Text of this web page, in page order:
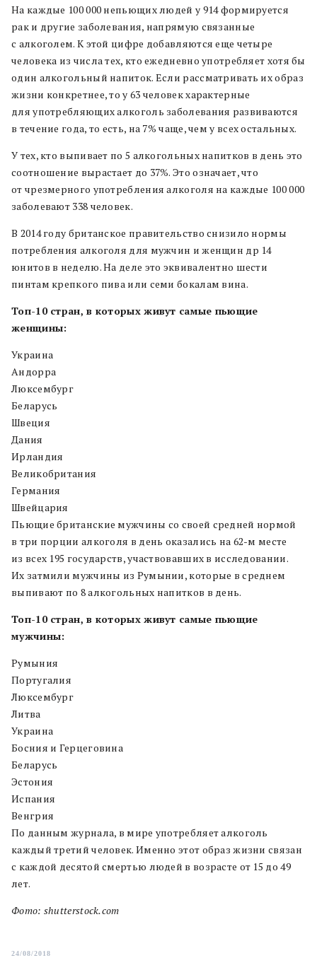
На каждые 100 000 непьющих людей у 914 формируется
рак и другие заболевания, напрямую связанные
с алкоголем. К этой цифре добавляются еще четыре
человека из числа тех, кто ежедневно употребляет хотя бы
один алкогольный напиток. Если рассматривать их образ
жизни конкретнее, то у 63 человек характерные
для употребляющих алкоголь заболевания развиваются
в течение года, то есть, на 7% чаще, чем у всех остальных.
У тех, кто выпивает по 5 алкогольных напитков в день это
соотношение вырастает до 37%. Это означает, что
от чрезмерного употребления алкоголя на каждые 100 000
заболевают 338 человек.
В 2014 году британское правительство снизило нормы
потребления алкоголя для мужчин и женщин др 14
юнитов в неделю. На деле это эквивалентно шести
пинтам крепкого пива или семи бокалам вина.
Топ-10 стран, в которых живут самые пьющие
женщины:
Украина
Андорра
Люксембург
Беларусь
Швеция
Дания
Ирландия
Великобритания
Германия
Швейцария
Пьющие британские мужчины со своей средней нормой
в три порции алкоголя в день оказались на 62-м месте
из всех 195 государств, участвовавших в исследовании.
Их затмили мужчины из Румынии, которые в среднем
выпивают по 8 алкогольных напитков в день.
Топ-10 стран, в которых живут самые пьющие
мужчины:
Румыния
Португалия
Люксембург
Литва
Украина
Босния и Герцеговина
Беларусь
Эстония
Испания
Венгрия
По данным журнала, в мире употребляет алкоголь
каждый третий человек. Именно этот образ жизни связан
с каждой десятой смертью людей в возрасте от 15 до 49
лет.
Фото: shutterstock.com
24/08/2018